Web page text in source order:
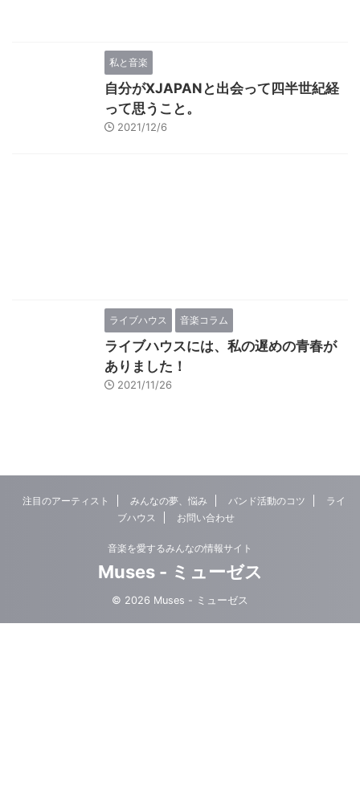
私と音楽
自分がXJAPANと出会って四半世紀経
って思うこと。
2021/12/6
ライブハウス 音楽コラム
ライブハウスには、私の遅めの青春が
ありました！
2021/11/26
注目のアーティスト みんなの夢、悩み バンド活動のコツ
ライ
ブハウス
お問い合わせ
音楽を愛するみんなの情報サイト
Muses - ミューゼス
© 2026 Muses - ミューゼス